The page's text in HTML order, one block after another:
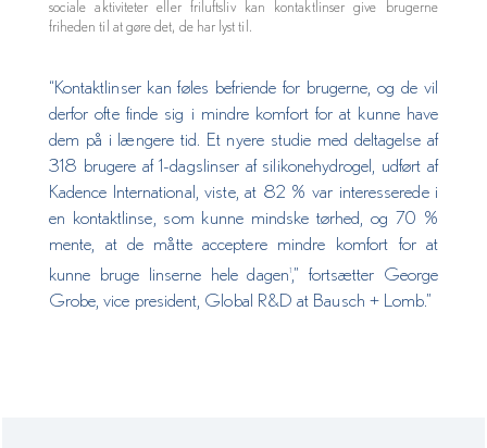
sociale aktiviteter eller friluftsliv kan kontaktlinser give brugerne
friheden til at gøre det, de har lyst til.
“Kontaktlinser kan føles befriende for brugerne, og de vil
derfor ofte finde sig i mindre komfort for at kunne have
dem på i længere tid. Et nyere studie med deltagelse af
318 brugere af 1-dagslinser af silikonehydrogel, udført af
Kadence International, viste, at 82 % var interesserede i
en kontaktlinse, som kunne mindske tørhed, og 70 %
mente, at de måtte acceptere mindre komfort for at
kunne bruge linserne hele dagen1,” fortsætter George
Grobe, vice president, Global R&D at Bausch + Lomb.”